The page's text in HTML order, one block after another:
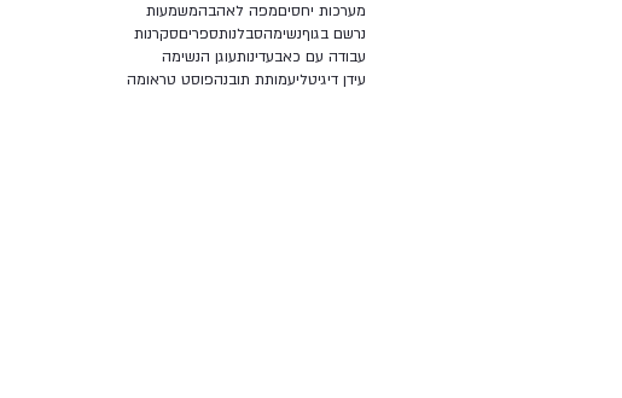
מערכות יחסיםמפה לאהבהמשמעות
נרשם בגוףנשימהסבלנותספריםסקרנות
עבודה עם כאבעדינותעוגן הנשימה
עידן דיגיטליעמותת תובנהפוסט טראומה